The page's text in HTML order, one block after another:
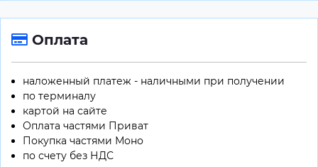
Оплата
наложенный платеж - наличными при получении
по терминалу
картой на сайте
Оплата частями Приват
Покупка частями Моно
по счету без НДС